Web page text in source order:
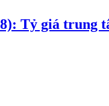
Tỷ giá trung